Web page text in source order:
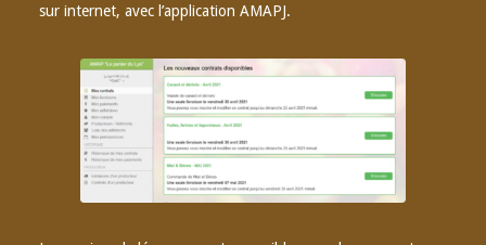
sur internet, avec l’application AMAPJ.
Voir l’exemple